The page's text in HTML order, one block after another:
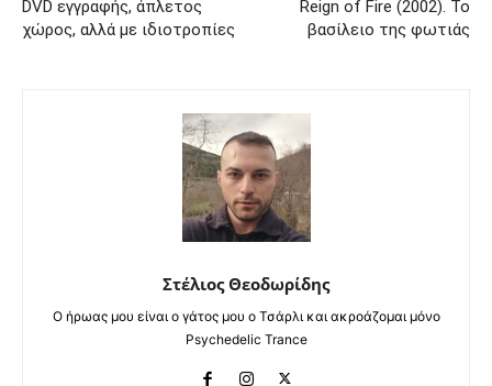
DVD εγγραφής, άπλετος
χώρος, αλλά με ιδιοτροπίες
Reign of Fire (2002). Το
βασίλειο της φωτιάς
Στέλιος Θεοδωρίδης
Ο ήρωας μου είναι ο γάτος μου ο Τσάρλι και ακροάζομαι μόνο
Psychedelic Trance